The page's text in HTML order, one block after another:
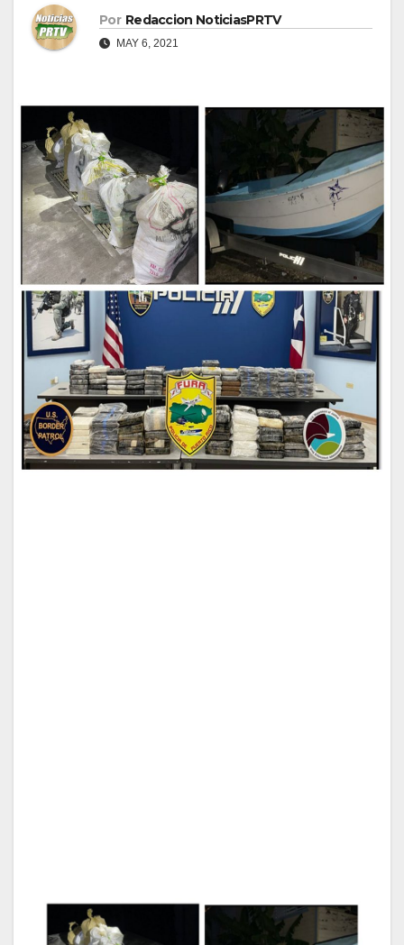
Por Redaccion NoticiasPRTV
MAY 6, 2021